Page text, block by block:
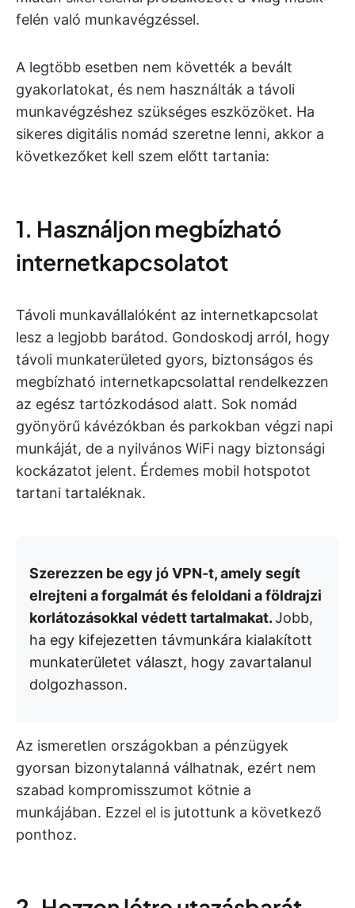
felén való munkavégzéssel.
A legtöbb esetben nem követték a bevált
gyakorlatokat, és nem használták a távoli
munkavégzéshez szükséges eszközöket. Ha
sikeres digitális nomád szeretne lenni, akkor a
következőket kell szem előtt tartania:
1. Használjon megbízható
internetkapcsolatot
Távoli munkavállalóként az internetkapcsolat
lesz a legjobb barátod. Gondoskodj arról, hogy
távoli munkaterületed gyors, biztonságos és
megbízható internetkapcsolattal rendelkezzen
az egész tartózkodásod alatt. Sok nomád
gyönyörű kávézókban és parkokban végzi napi
munkáját, de a nyilvános WiFi nagy biztonsági
kockázatot jelent. Érdemes mobil hotspotot
tartani tartaléknak.
Szerezzen be egy jó VPN-t, amely segít
elrejteni a forgalmát és feloldani a földrajzi
korlátozásokkal védett tartalmakat.Jobb,
ha egy kifejezetten távmunkára kialakított
munkaterületet választ, hogy zavartalanul
dolgozhasson.
Az ismeretlen országokban a pénzügyek
gyorsan bizonytalanná válhatnak, ezért nem
szabad kompromisszumot kötnie a
munkájában. Ezzel el is jutottunk a következő
ponthoz.